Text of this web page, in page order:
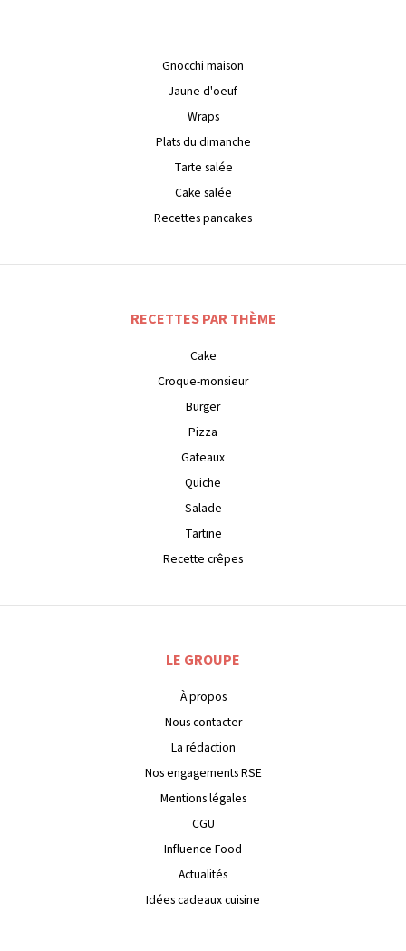
Gnocchi maison
Jaune d'oeuf
Wraps
Plats du dimanche
Tarte salée
Cake salée
Recettes pancakes
RECETTES PAR THÈME
Cake
Croque-monsieur
Burger
Pizza
Gateaux
Quiche
Salade
Tartine
Recette crêpes
LE GROUPE
À propos
Nous contacter
La rédaction
Nos engagements RSE
Mentions légales
CGU
Influence Food
Actualités
Idées cadeaux cuisine